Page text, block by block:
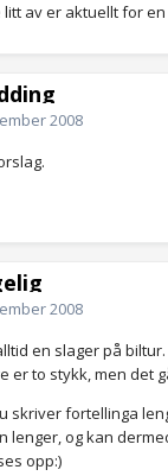
av er aktuellt for en
2008
2008
en slager på
er to stykk, men det
skriver fortellinga
lenger, og kan
opp:)